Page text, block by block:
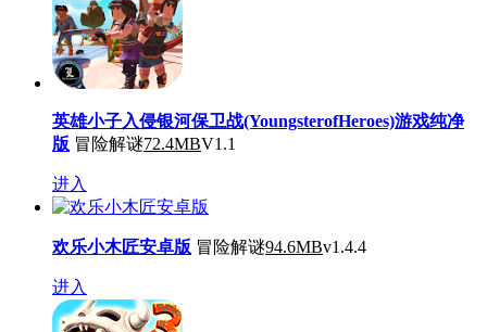
英雄小子入侵银河保卫战(YoungsterofHeroes)游戏纯净
版 冒险解谜72.4MBV1.1
进入
欢乐小木匠安卓版 冒险解谜94.6MBv1.4.4
进入